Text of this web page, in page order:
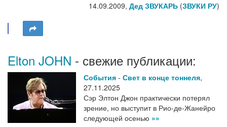
14.09.2009, Дед ЗВУКАРЬ (ЗВУКИ РУ)
Elton JOHN - свежие публикации:
События - Свет в конце тоннеля,
27.11.2025
Сэр Элтон Джон практически потерял
зрение, но выступит в Рио-де-Жанейро
следующей осенью »»